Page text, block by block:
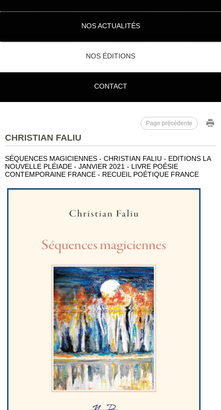
NOS ACTUALITÉS
NOS ÉDITIONS
CONTACT
Page précédente
CHRISTIAN FALIU
SÉQUENCES MAGICIENNES - CHRISTIAN FALIU - EDITIONS LA
NOUVELLE PLÉIADE - JANVIER 2021 - LIVRE POÉSIE
CONTEMPORAINE FRANCE - RECUEIL POÉTIQUE FRANCE